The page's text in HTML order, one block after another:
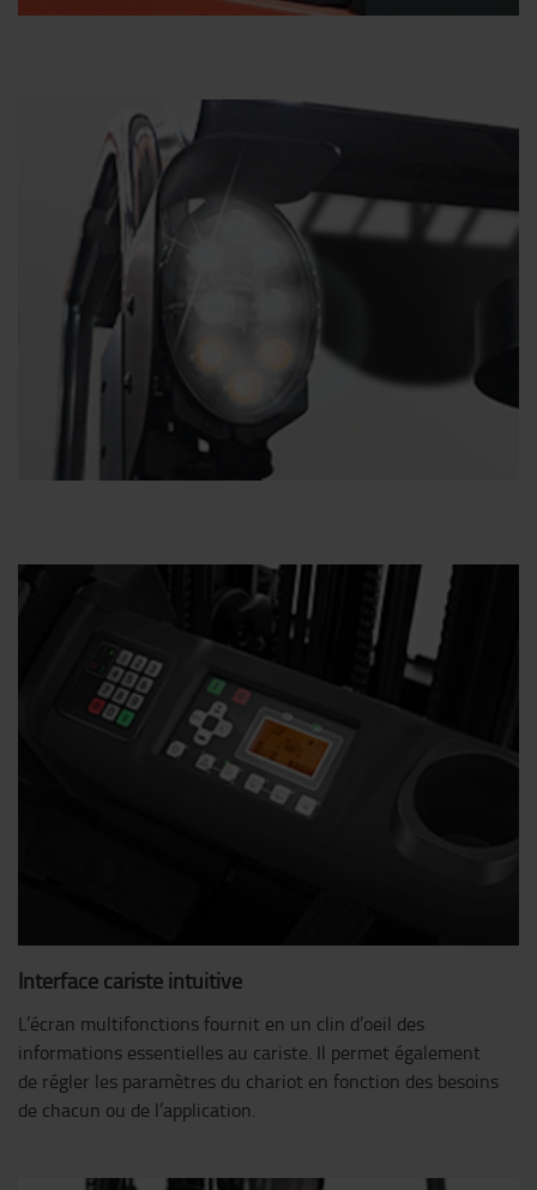
Interface cariste intuitive
L’écran multifonctions fournit en un clin d’oeil des
informations essentielles au cariste. Il permet également
de régler les paramètres du chariot en fonction des besoins
de chacun ou de l’application.